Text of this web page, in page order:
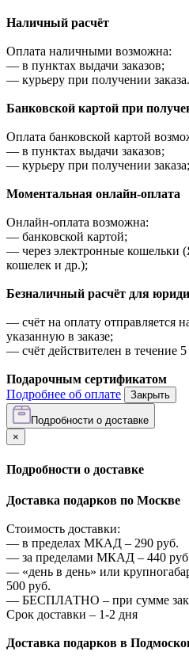
Наличный расчёт
Оплата наличными возможна:
— в пунктах выдачи заказов;
— курьеру при получении заказа.
Банковской картой при
Оплата банковской картой
— в пунктах выдачи заказов;
— курьеру при получении заказа;
Моментальная онлайн-оплата
Онлайн-оплата возможна:
— банковской картой;
— через электронные кошельки
кошелек и др.);
Безналичный расчёт для
— счёт на оплату отправляется
указанную в заказе;
— счёт действителен в течение
Подарочным сертификатом
Подробнее об оплате
Закрыть
Подробности о доставке
×
Подробности о доставке
Доставка подарков по Москве
Стоимость доставки:
— в пределах МКАД – 290 руб.
— за пределами МКАД – 440
— «день в день» или
500 руб.
— БЕСПЛАТНО – при сумме
Срок доставки – 1-2 дня
Доставка подарков в